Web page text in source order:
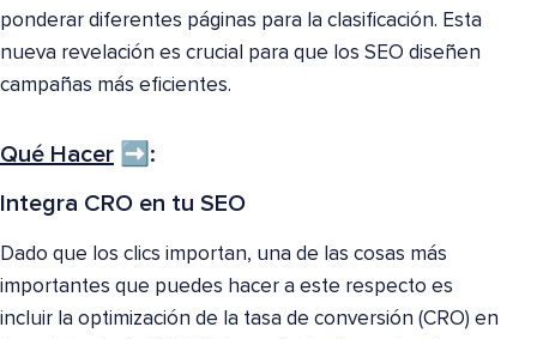
ponderar diferentes páginas para la clasificación. Esta
nueva revelación es crucial para que los SEO diseñen
campañas más eficientes.
Qué Hacer ➡️:
Integra CRO en tu SEO
Dado que los clics importan, una de las cosas más
importantes que puedes hacer a este respecto es
incluir la optimización de la tasa de conversión (CRO) en